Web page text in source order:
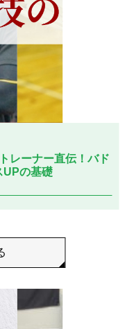
ーナー直伝！バド
UPの基礎